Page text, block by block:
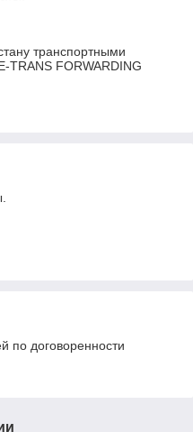
транспортными
TRANS FORWARDING
по договоренности